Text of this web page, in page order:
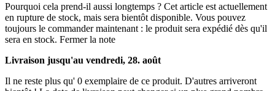
Pourquoi cela prend-il aussi longtemps ? Cet article est actuellement
en rupture de stock, mais sera bientôt disponible. Vous pouvez
toujours le commander maintenant : le produit sera expédié dès qu'il
sera en stock. Fermer la note
Livraison jusqu'au vendredi, 28. août
Il ne reste plus qu' 0 exemplaire de ce produit. D'autres arriveront